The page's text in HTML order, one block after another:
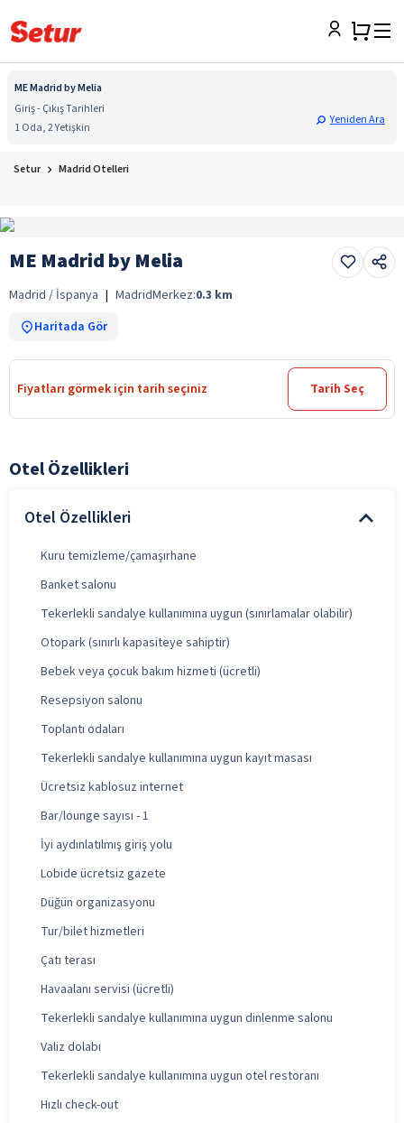
ME Madrid by Melia
Giriş - Çıkış Tarihleri
1 Oda, 2 Yetişkin
Yeniden Ara
Setur Madrid Otelleri
ME Madrid by Melia
Madrid / İspanya | MadridMerkez:0.3 km
Haritada Gör
Fiyatları görmek için tarih seçiniz Tarih Seç
Otel Özellikleri
Otel Özellikleri
Kuru temizleme/çamaşırhane
Banket salonu
Tekerlekli sandalye kullanımına uygun (sınırlamalar olabilir)
Otopark (sınırlı kapasiteye sahiptir)
Bebek veya çocuk bakım hizmeti (ücretli)
Resepsiyon salonu
Toplantı odaları
Tekerlekli sandalye kullanımına uygun kayıt masası
Ücretsiz kablosuz internet
Bar/lounge sayısı - 1
İyi aydınlatılmış giriş yolu
Lobide ücretsiz gazete
Düğün organizasyonu
Tur/bilet hizmetleri
Çatı terası
Havaalanı servisi (ücretli)
Tekerlekli sandalye kullanımına uygun dinlenme salonu
Valiz dolabı
Tekerlekli sandalye kullanımına uygun otel restoranı
Hızlı check-out